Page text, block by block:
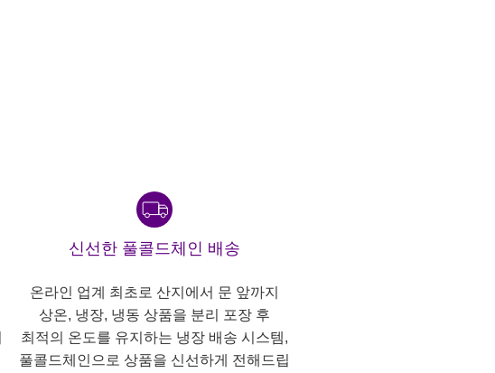
신선한 풀콜드체인 배송
온라인 업계 최초로 산지에서 문 앞까지
상온, 냉장, 냉동 상품을 분리 포장 후
최적의 온도를 유지하는 냉장 배송 시스템,
풀콜드체인으로 상품을 신선하게 전해드립